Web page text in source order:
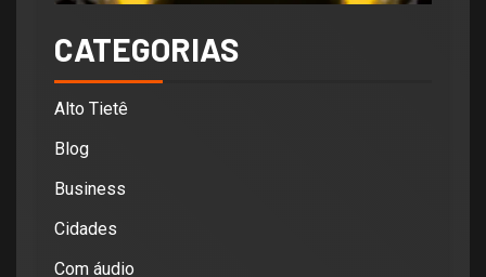
CATEGORIAS
Alto Tietê
Blog
Business
Cidades
Com áudio